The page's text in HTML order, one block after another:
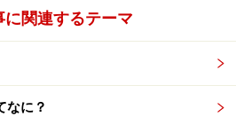
に関連するテーマ
なに？